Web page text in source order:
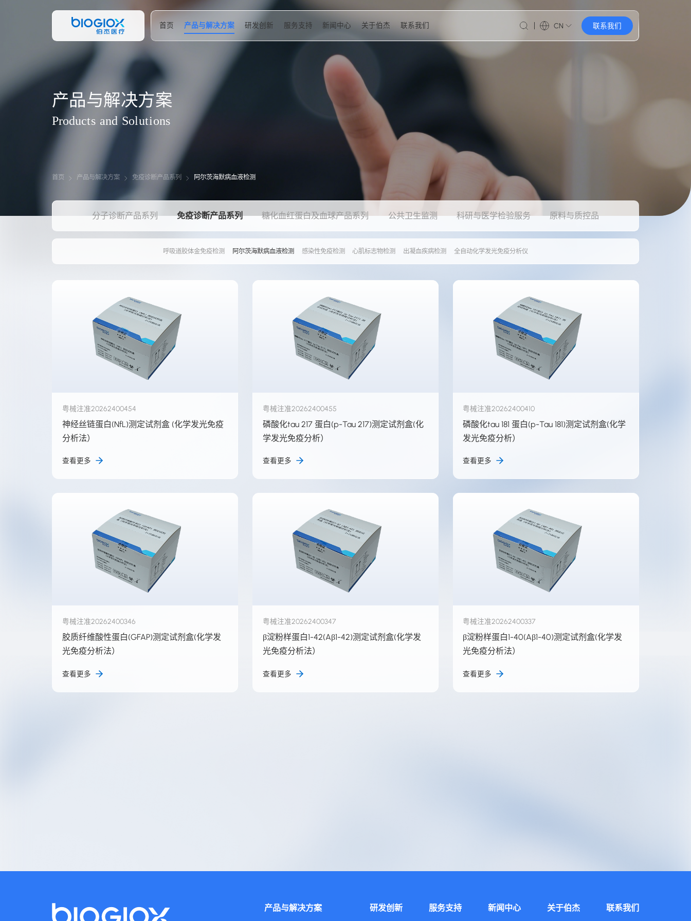
首页 产品与解决方案 研发创新 服务支持 新闻中心 关于伯杰 联系我们
我们能帮您找到什么？
CN 联系我们
产品与解决方案
Products and Solutions
首页 产品与解决方案 免疫诊断产品系列 阿尔茨海默病血液检测
分子诊断产品系列 免疫诊断产品系列 糖化血红蛋白及血球产品系列 公共卫生监测 科研与医学检验服务 原料与质控品
呼吸道胶体金免疫检测 阿尔茨海默病血液检测 感染性免疫检测 心肌标志物检测 出凝血疾病检测 全自动化学发光免疫分析仪
粤械注准20262400454
神经丝链蛋白(NfL)测定试剂盒 (化学发光免疫
分析法）
查看更多
粤械注准20262400455
磷酸化tau 217 蛋白(p-Tau 217)测定试剂盒(化
学发光免疫分析）
查看更多
粤械注准20262400410
磷酸化tau 181 蛋白(p-Tau 181)测定试剂盒(化学
发光免疫分析）
查看更多
粤械注准20262400346
胶质纤维酸性蛋白(GFAP)测定试剂盒(化学发
光免疫分析法）
查看更多
粤械注准20262400347
β淀粉样蛋白1-42(Aβ1-42)测定试剂盒(化学发
光免疫分析法）
查看更多
粤械注准20262400337
β淀粉样蛋白1-40(Aβ1-40)测定试剂盒(化学发
光免疫分析法）
查看更多
产品与解决方案 研发创新 服务支持 新闻中心 关于伯杰 联系我们